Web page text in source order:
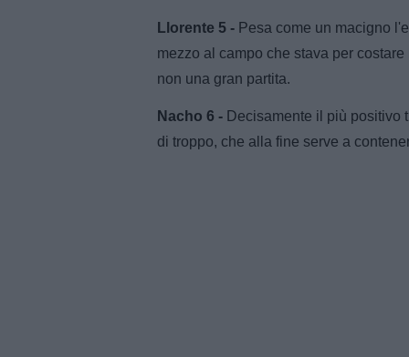
Llorente 5 - Pesa come un macigno
mezzo al campo che stava per
non una gran partita.
Nacho 6 - Decisamente il più positivo
di troppo, che alla fine serve a